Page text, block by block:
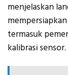
menjelaskan
termasuk
kalibrasi sensor.